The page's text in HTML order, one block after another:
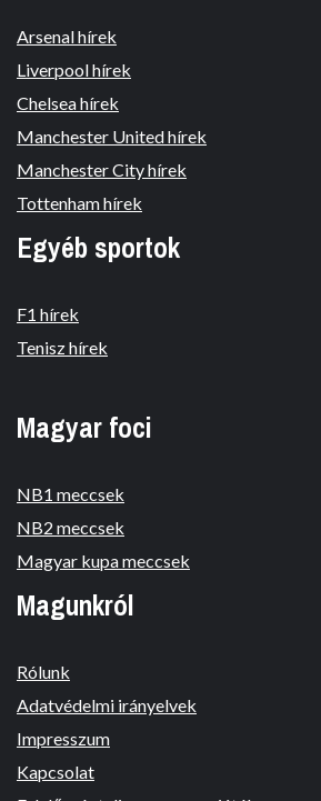
Arsenal hírek
Liverpool hírek
Chelsea hírek
Manchester United hírek
Manchester City hírek
Tottenham hírek
Egyéb sportok
F1 hírek
Tenisz hírek
Magyar foci
NB1 meccsek
NB2 meccsek
Magyar kupa meccsek
Magunkról
Rólunk
Adatvédelmi irányelvek
Impresszum
Kapcsolat